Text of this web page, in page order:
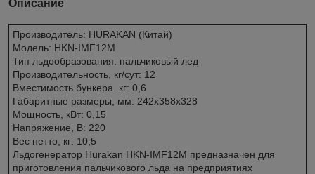
Описание
Производитель: HURAKAN (Китай)
Модель: HKN-IMF12M
Тип льдообразования: пальчиковый лед
Производительность, кг/сут: 12
Вместимость бункера. кг: 0,6
Габаритные размеры, мм: 242х358х328
Мощность, кВт: 0,15
Напряжение, В: 220
Вес нетто, кг: 10,5
Льдогенератор Hurakan HKN-IMF12M предназначен для
приготовления пальчикового льда на предприятиях